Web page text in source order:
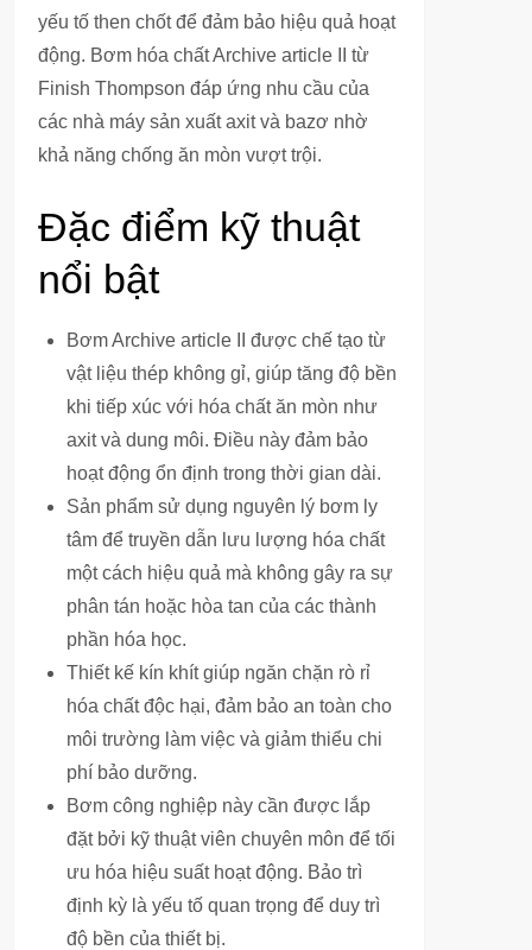
yếu tố then chốt để đảm bảo hiệu quả hoạt
động. Bơm hóa chất Archive article II từ
Finish Thompson đáp ứng nhu cầu của
các nhà máy sản xuất axit và bazơ nhờ
khả năng chống ăn mòn vượt trội.
Đặc điểm kỹ thuật
nổi bật
Bơm Archive article II được chế tạo từ
vật liệu thép không gỉ, giúp tăng độ bền
khi tiếp xúc với hóa chất ăn mòn như
axit và dung môi. Điều này đảm bảo
hoạt động ổn định trong thời gian dài.
Sản phẩm sử dụng nguyên lý bơm ly
tâm để truyền dẫn lưu lượng hóa chất
một cách hiệu quả mà không gây ra sự
phân tán hoặc hòa tan của các thành
phần hóa học.
Thiết kế kín khít giúp ngăn chặn rò rỉ
hóa chất độc hại, đảm bảo an toàn cho
môi trường làm việc và giảm thiểu chi
phí bảo dưỡng.
Bơm công nghiệp này cần được lắp
đặt bởi kỹ thuật viên chuyên môn để tối
ưu hóa hiệu suất hoạt động. Bảo trì
định kỳ là yếu tố quan trọng để duy trì
độ bền của thiết bị.